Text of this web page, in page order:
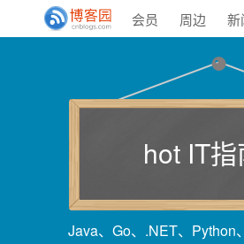
会员 周边 新
hot IT
Java、Go、.NET、Python